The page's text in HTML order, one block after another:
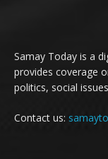
Samay Today is a
provides coverage
politics, social
Contact us: